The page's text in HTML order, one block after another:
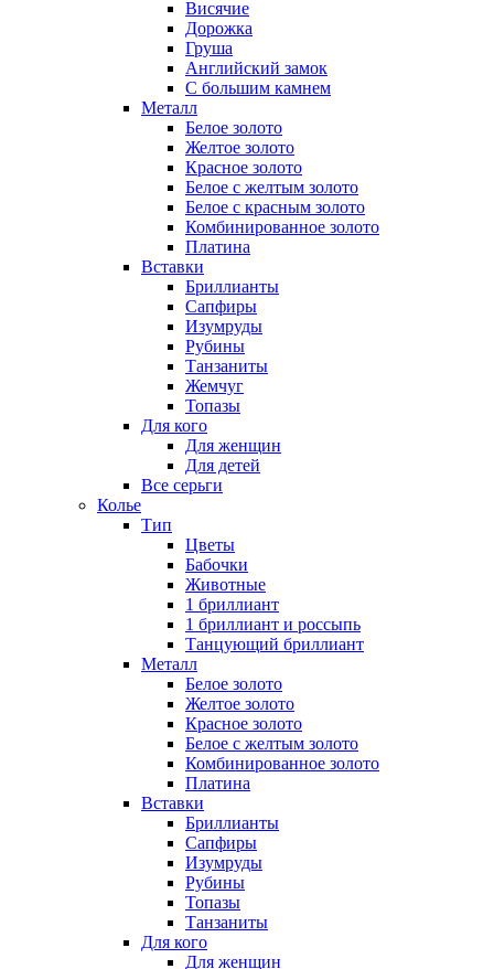
Висячие
Дорожка
Груша
Английский замок
С большим камнем
Металл
Белое золото
Желтое золото
Красное золото
Белое с желтым золото
Белое с красным золото
Комбинированное золото
Платина
Вставки
Бриллианты
Сапфиры
Изумруды
Рубины
Танзаниты
Жемчуг
Топазы
Для кого
Для женщин
Для детей
Все серьги
Колье
Тип
Цветы
Бабочки
Животные
1 бриллиант
1 бриллиант и россыпь
Танцующий бриллиант
Металл
Белое золото
Желтое золото
Красное золото
Белое с желтым золото
Комбинированное золото
Платина
Вставки
Бриллианты
Сапфиры
Изумруды
Рубины
Топазы
Танзаниты
Для кого
Для женщин